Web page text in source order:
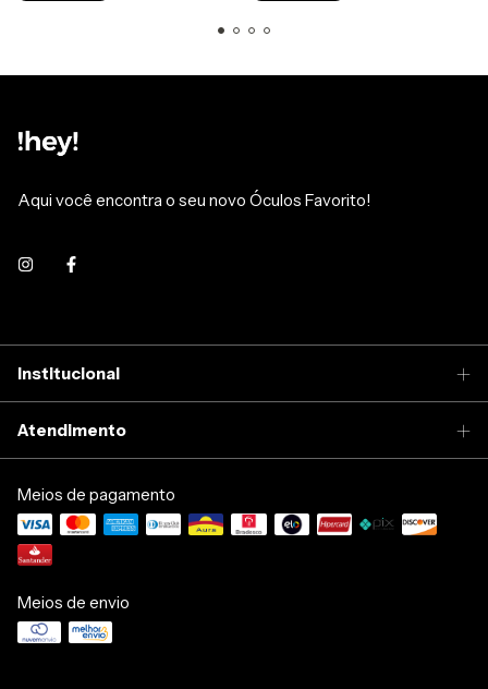
Aqui você encontra o seu novo Óculos Favorito!
Institucional
Atendimento
Meios de pagamento
Meios de envio